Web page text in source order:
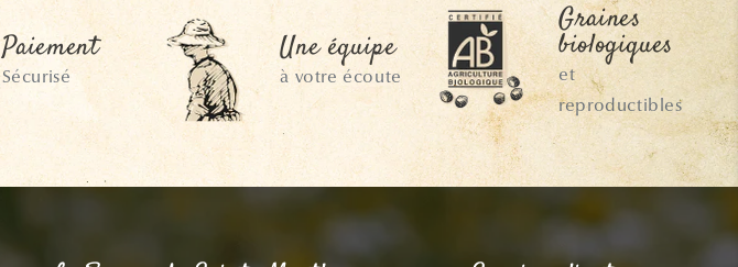
Paiement
Sécurisé
Une équipe
à votre écoute
Graines
biologiques
et
reproductibles